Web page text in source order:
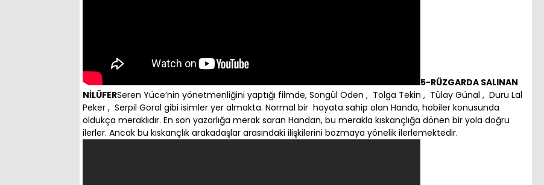
5-RÜZGARDA SALINAN
NİLÜFERSeren Yüce’nin yönetmenliğini yaptığı filmde, Songül Öden , Tolga Tekin , Tülay Günal , Duru Lal
Peker , Serpil Goral gibi isimler yer almakta. Normal bir hayata sahip olan Handa, hobiler konusunda
oldukça meraklıdır. En son yazarlığa merak saran Handan, bu merakla kıskançlığa dönen bir yola doğru
ilerler. Ancak bu kıskançlık arakadaşlar arasındaki ilişkilerini bozmaya yönelik ilerlemektedir.